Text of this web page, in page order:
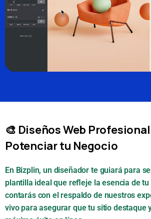
🎨 Diseños Web
Potenciar tu Negocio
En Bizplin, un diseñador te guiará para
plantilla ideal que refleje la esencia de
contarás con el respaldo de nuestros
vivo para asegurar que tu sitio destaque